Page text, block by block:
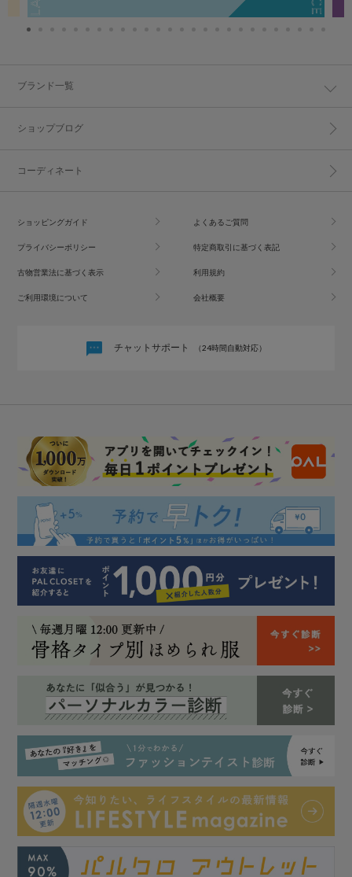
ブランド一覧
ショップブログ
コーディネート
ショッピングガイド よくあるご質問
プライバシーポリシー 特定商取引に基づく表記
古物営業法に基づく表示 利用規約
ご利用環境について 会社概要
チャットサポート （24時間自動対応）